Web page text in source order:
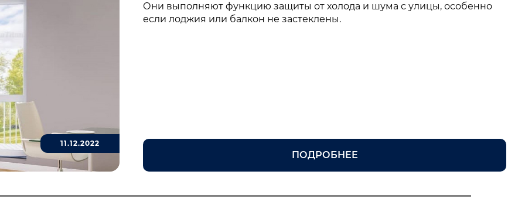
11.12.2022
Они выполняют функцию защиты от холода и шума с улицы, особенно
если лоджия или балкон не застеклены.
ПОДРОБНЕЕ